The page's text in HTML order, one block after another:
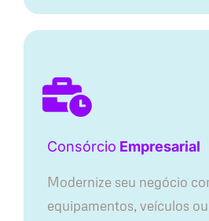
Consórcio Empresarial
Modernize seu negócio
equipamentos, veículos